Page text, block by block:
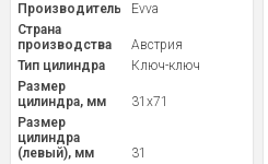
Производитель
Evva
Страна
производства
Австрия
Тип цилиндра
Ключ-ключ
Размер
цилиндра, мм
31x71
Размер
цилиндра
(левый), мм
31